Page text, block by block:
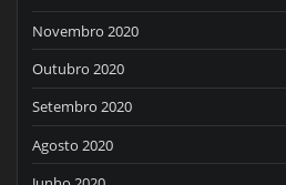
Novembro 2020
Outubro 2020
Setembro 2020
Agosto 2020